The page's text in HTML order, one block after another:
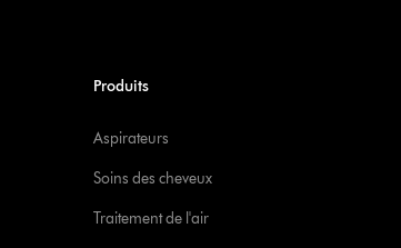
Produits
Aspirateurs
Soins des cheveux
Traitement de l'air